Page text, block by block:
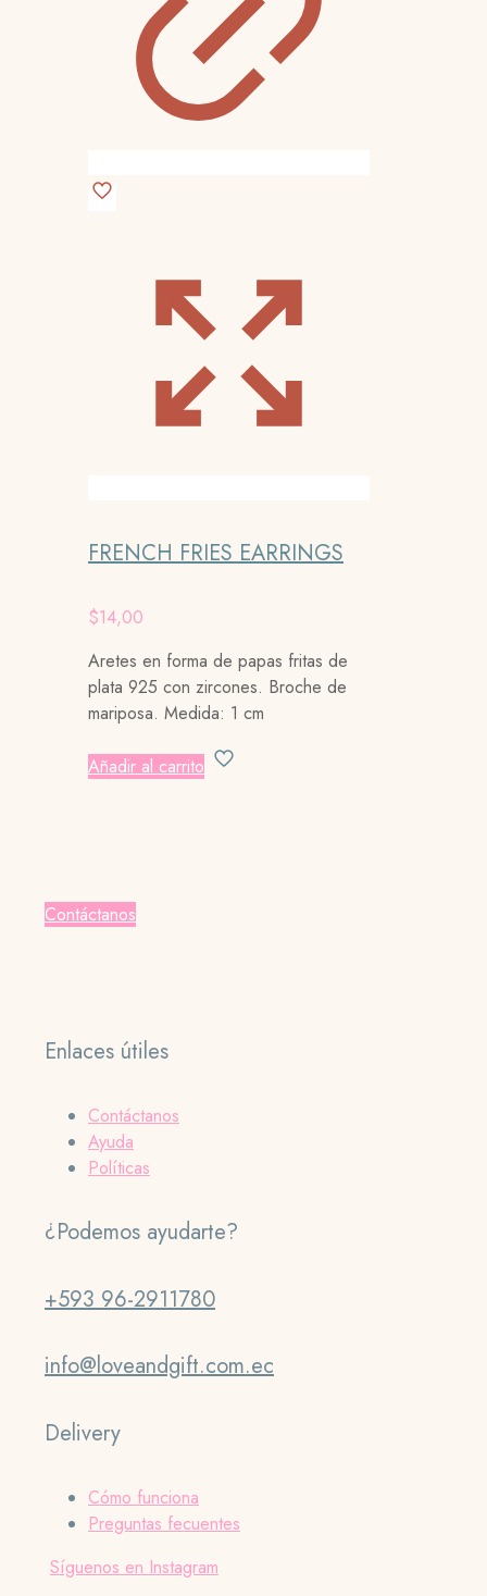
FRENCH FRIES EARRINGS
$14,00
Aretes en forma de papas fritas de
plata 925 con zircones. Broche de
mariposa. Medida: 1 cm
Añadir al carrito
Contáctanos
Enlaces útiles
Contáctanos
Ayuda
Políticas
¿Podemos ayudarte?
+593 96-2911780
info@loveandgift.com.ec
Delivery
Cómo funciona
Preguntas fecuentes
Síguenos en Instagram